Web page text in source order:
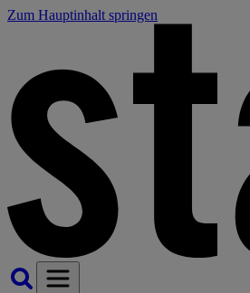
Zum Hauptinhalt springen